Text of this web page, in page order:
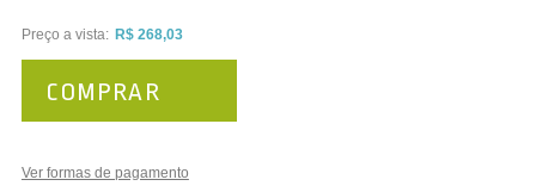
Preço a vista: R$ 268,03
Ver formas de pagamento
COMPRAR